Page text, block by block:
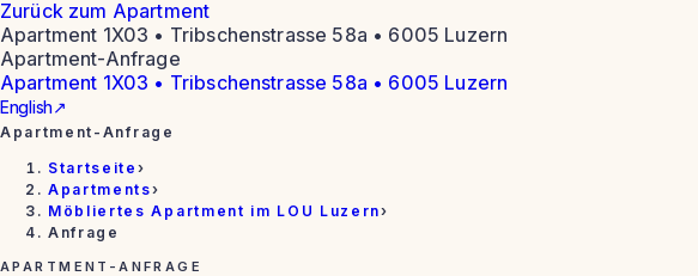
Zurück zum Apartment
Apartment 1X03 • Tribschenstrasse 58a • 6005 Luzern
Apartment-Anfrage
Apartment 1X03 • Tribschenstrasse 58a • 6005 Luzern
English↗
Apartment-Anfrage
Startseite ›
Apartments›
Möbliertes Apartment im LOU Luzern›
Anfrage
APARTMENT-ANFRAGE